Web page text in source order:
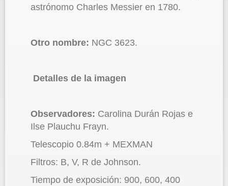
astrónomo Charles Messier en 1780.
Otro nombre: NGC 3623.
Detalles de la imagen
Observadores: Carolina Durán Rojas e
Ilse Plauchu Frayn.
Telescopio 0.84m + MEXMAN
Filtros: B, V, R de Johnson.
Tiempo de exposición: 900, 600, 400